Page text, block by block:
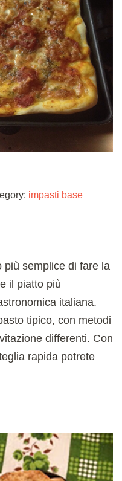
impasti base
più semplice di fare la
il piatto più
italiana.
tipico, con metodi
differenti. Con
rapida potrete